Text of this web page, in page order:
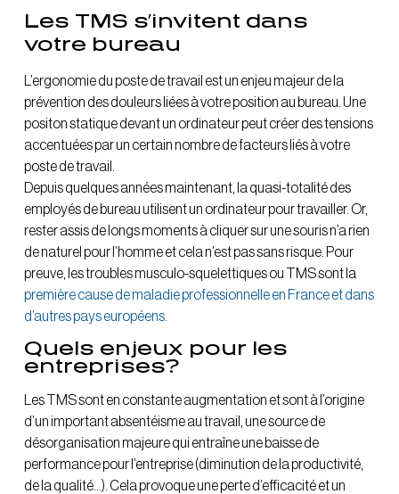
Les TMS s’invitent dans
votre bureau
L’ergonomie du poste de travail est un enjeu majeur de la
prévention des douleurs liées à votre position au bureau. Une
positon statique devant un ordinateur peut créer des tensions
accentuées par un certain nombre de facteurs liés à votre
poste de travail.
Depuis quelques années maintenant, la quasi-totalité des
employés de bureau utilisent un ordinateur pour travailler. Or,
rester assis de longs moments à cliquer sur une souris n’a rien
de naturel pour l’homme et cela n’est pas sans risque. Pour
preuve, les troubles musculo-squelettiques ou TMS sont la
première cause de maladie professionnelle en France et dans
d’autres pays européens.
Quels enjeux pour les
entreprises?
Les TMS sont en constante augmentation et sont à l’origine
d’un important absentéisme au travail, une source de
désorganisation majeure qui entraîne une baisse de
performance pour l’entreprise (diminution de la productivité,
de la qualité…). Cela provoque une perte d’efficacité et un